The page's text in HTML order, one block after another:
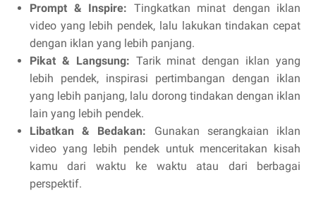
Prompt & Inspire: Tingkatkan minat dengan iklan
video yang lebih pendek, lalu lakukan tindakan cepat
dengan iklan yang lebih panjang.
Pikat & Langsung: Tarik minat dengan iklan yang
lebih pendek, inspirasi pertimbangan dengan iklan
yang lebih panjang, lalu dorong tindakan dengan iklan
lain yang lebih pendek.
Libatkan & Bedakan: Gunakan serangkaian iklan
video yang lebih pendek untuk menceritakan kisah
kamu dari waktu ke waktu atau dari berbagai
perspektif.